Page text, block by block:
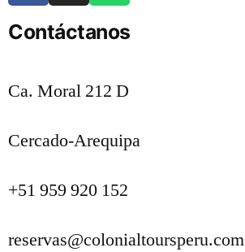
Contáctanos
Ca. Moral 212 D
Cercado-Arequipa
+51 959 920 152
reservas@colonialtoursperu.com